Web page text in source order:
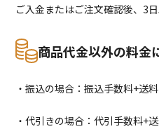
ご入金またはご注文確認後、3
商品代金以外の料金
・振込の場合：振込手数料+送料
・代引きの場合：代引手数料+